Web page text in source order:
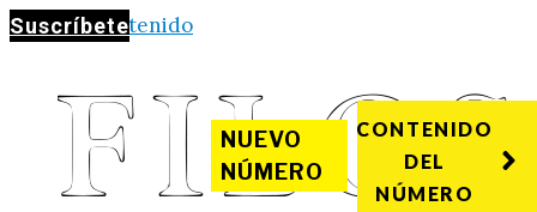
Suscríbete
Saltar al contenido
NUEVO
NÚMERO
CONTENIDO
DEL
NÚMERO